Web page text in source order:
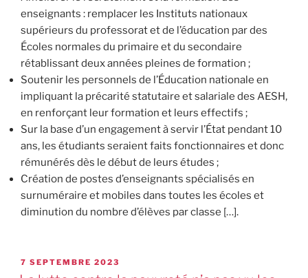
enseignants : remplacer les Instituts nationaux
supérieurs du professorat et de l’éducation par des
Écoles normales du primaire et du secondaire
rétablissant deux années pleines de formation ;
Soutenir les personnels de l’Éducation nationale en
impliquant la précarité statutaire et salariale des AESH,
en renforçant leur formation et leurs effectifs ;
Sur la base d’un engagement à servir l’État pendant 10
ans, les étudiants seraient faits fonctionnaires et donc
rémunérés dès le début de leurs études ;
Création de postes d’enseignants spécialisés en
surnuméraire et mobiles dans toutes les écoles et
diminution du nombre d’élèves par classe […].
7 SEPTEMBRE 2023